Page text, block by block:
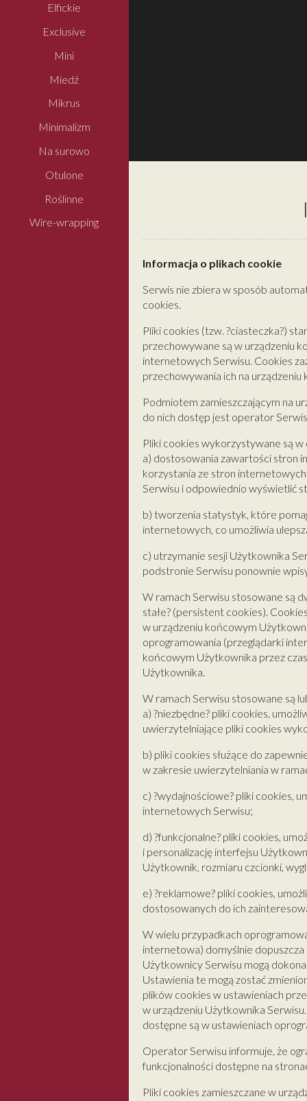
Elfickie
Exclusive
Mini
Miedź
Mikrus
Minimalizm
Na surowo
Otulone
Roślinne
Wire-wrapping
Informacja o plikach cookie
Serwis nie zbiera w sposób
cookies.
Pliki cookies (tzw. ?ciasteczka?)
przechowywane są w urządzeniu
internetowych Serwisu. Cookies
przechowywania ich na
Podmiotem zamieszczającym na
do nich dostęp jest operator
Pliki cookies wykorzystywane są w
a) dostosowania zawartości stron
korzystania ze stron
Serwisu i odpowiednio wyświetlić
b) tworzenia statystyk, które
internetowych, co umożliwia
c) utrzymanie sesji Użytkownika
podstronie Serwisu ponownie
W ramach Serwisu stosowane są
stałe? (persistent cookies).
w urządzeniu końcowym
oprogramowania (przeglądarki
końcowym Użytkownika przez
Użytkownika.
W ramach Serwisu stosowane są
a) ?niezbędne? pliki cookies,
uwierzytelniające pliki cookies
b) pliki cookies służące do
w zakresie uwierzytelniania w
c) ?wydajnościowe? pliki cookies,
internetowych Serwisu;
d) ?funkcjonalne? pliki cookies,
i personalizację interfejsu
Użytkownik, rozmiaru czcionki,
e) ?reklamowe? pliki cookies,
dostosowanych do ich
W wielu przypadkach
internetowa) domyślnie
Użytkownicy Serwisu mogą
Ustawienia te mogą zostać
plików cookies w ustawieniach
w urządzeniu Użytkownika
dostępne są w ustawieniach
Operator Serwisu informuje, że
funkcjonalności dostępne na
Pliki cookies zamieszczane w